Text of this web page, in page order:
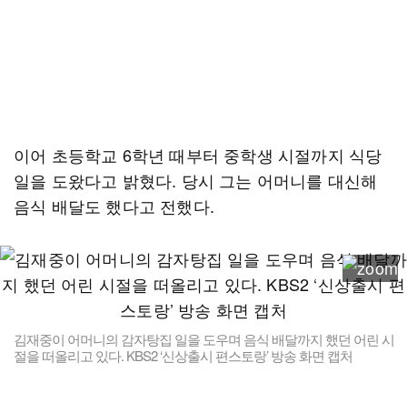
이어 초등학교 6학년 때부터 중학생 시절까지 식당
일을 도왔다고 밝혔다. 당시 그는 어머니를 대신해
음식 배달도 했다고 전했다.
김재중이 어머니의 감자탕집 일을 도우며 음식 배달까지 했던 어린 시
절을 떠올리고 있다. KBS2 ‘신상출시 편스토랑’ 방송 화면 캡처